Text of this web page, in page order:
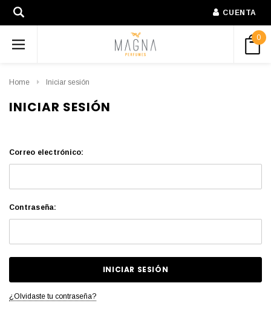
CUENTA
0
Home Iniciar sesión
INICIAR SESIÓN
Correo electrónico:
Contraseña:
¿Olvidaste tu contraseña?